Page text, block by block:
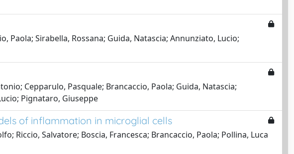
Paola; Sirabella, Rossana; Guida, Natascia; Annunziato, Lucio;
Cepparulo, Pasquale; Brancaccio, Paola; Guida, Natascia;
Pignataro, Giuseppe
of inflammation in microglial cells
Riccio, Salvatore; Boscia, Francesca; Brancaccio, Paola; Pollina, Luca